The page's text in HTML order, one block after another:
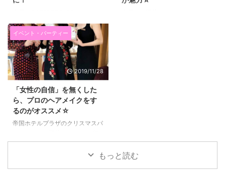
ドール）主催の粉塾というイベン
トに参加してきました♪ ２月１６
日に発売される化粧下地 スキン
イリュージョンプライマーUVと
ネオコートファンデーションをイ
ベント内でも試して、 今普段も
愛用しているので、紹介します。
このコスメを使うと毛穴レスな透
明感のある美肌になれるんです
(*^▽^*) コフレドールのスキンイ
リュージョンプライマーUVは毛
まずは、こちら。 化粧下地のス
キンイリュージョンプライマー
ザインの感が選べるのが楽しいで
すよね(*^▽^*) 今回新たに発売さ
イベント・パーティー
2019/11/28
「女性の自信」を無くした
ら、プロのヘアメイクをす
るのがオススメ☆
帝国ホテルプラザのクリスマスパ
ってきました(^^)/ 帝国ホテルや
帝国ホテルプラザって落ち着きがもっと読む